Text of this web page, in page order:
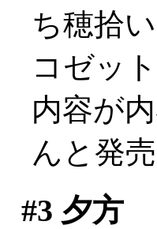
ち穂拾
コゼッ
内容が
んと発
#3 夕方